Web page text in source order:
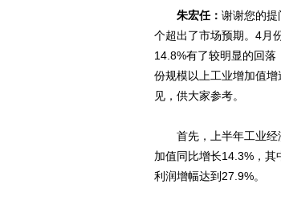
朱宏任： 谢谢您的
个超出了市场预期。4月
14.8%有了较明显的回落
份规模以上工业增加值
见，供大家参考。
首先，上半年工业经
加值同比增长14.3%，其
利润增幅达到27.9%。